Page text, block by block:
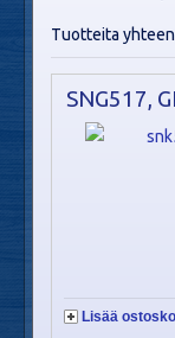
Tuotteita
SNG517,
Lisää